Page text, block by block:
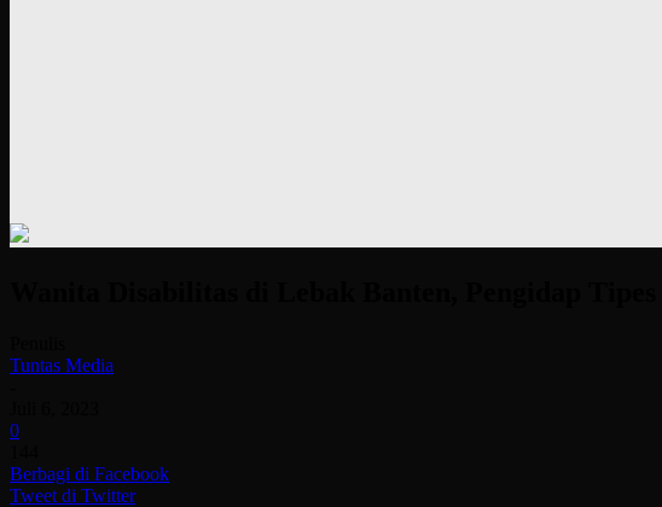
Tuntas Media
0
Berbagi di Facebook
Tweet di Twitter